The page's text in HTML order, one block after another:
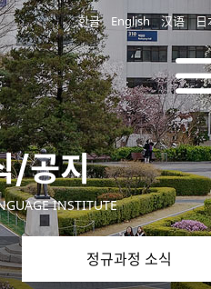
한글 English 汉语 日
/공지
INSTITUTE
정규과정 소식